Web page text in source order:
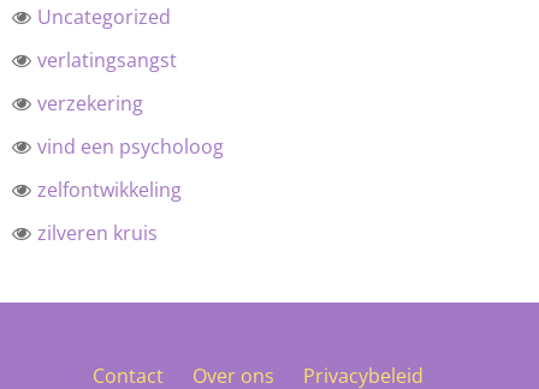
Uncategorized
verlatingsangst
verzekering
vind een psycholoog
zelfontwikkeling
zilveren kruis
Contact Over ons Privacybeleid